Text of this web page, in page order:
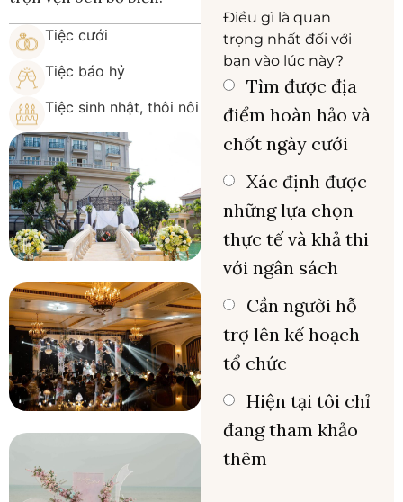
Tiệc cưới
Tiệc báo hỷ
Tiệc sinh nhật, thôi nôi
Điều gì là quan
trọng nhất đối với
bạn vào lúc này?
Tìm được địa
điểm hoàn hảo và
chốt ngày cưới
Xác định được
những lựa chọn
thực tế và khả thi
với ngân sách
Cần người hỗ
trợ lên kế hoạch
tổ chức
Hiện tại tôi chỉ
đang tham khảo
thêm